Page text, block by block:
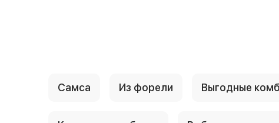
Самса Из форели Выгодные